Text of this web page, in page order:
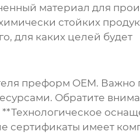
материал для
стойких
для каких целей будет
преформ OEM. Важно
Обратите
сертификаты имеет